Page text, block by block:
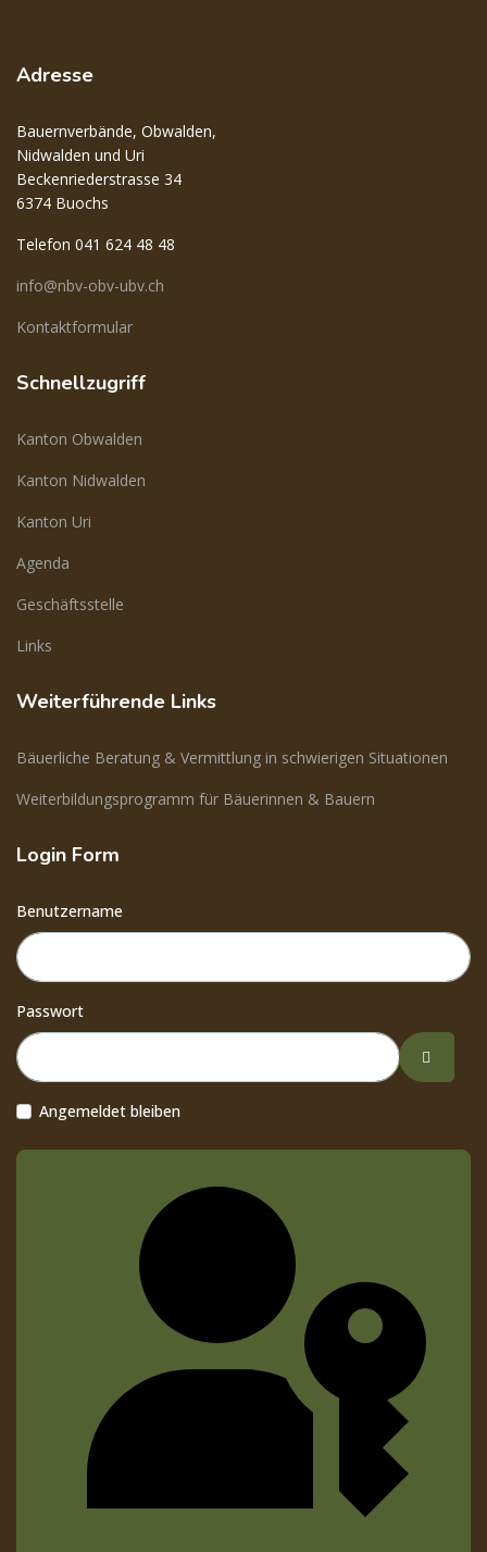
Adresse
Bauernverbände, Obwalden,
Nidwalden und Uri
Beckenriederstrasse 34
6374 Buochs
Telefon 041 624 48 48
info@nbv-obv-ubv.ch
Kontaktformular
Schnellzugriff
Kanton Obwalden
Kanton Nidwalden
Kanton Uri
Agenda
Geschäftsstelle
Links
Weiterführende Links
Bäuerliche Beratung & Vermittlung in schwierigen Situationen
Weiterbildungsprogramm für Bäuerinnen & Bauern
Login Form
Benutzername
Passwort
Angemeldet bleiben